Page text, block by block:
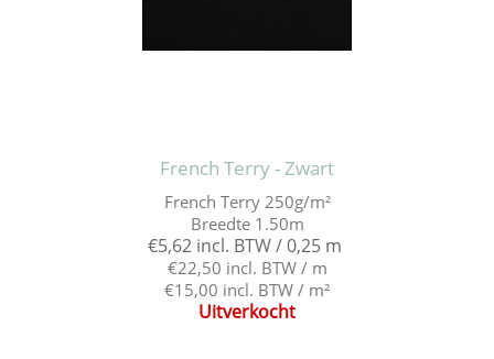
French Terry - Zwart
French Terry 250g/m²
Breedte 1.50m
€5,62 incl. BTW / 0,25 m
€22,50 incl. BTW / m
€15,00 incl. BTW / m²
Uitverkocht